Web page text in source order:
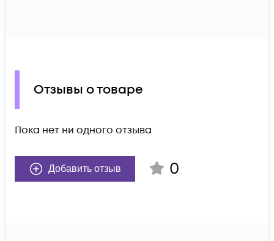
Отзывы о товаре
Пока нет ни одного отзыва
Добавить отзыв 0